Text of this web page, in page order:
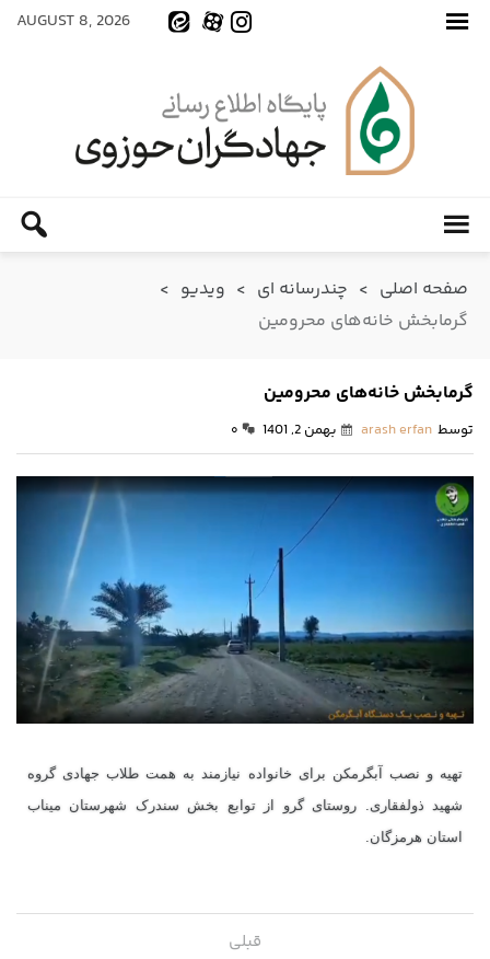
AUGUST 8, 2026
صفحه اصلی > چندرسانه ای > ویدیو >
گرمابخش خانه‌های محرومین
گرمابخش خانه‌های محرومین
توسط arash erfan بهمن 2, 1401 ۰
تهیه و نصب آبگرمکن برای خانواده نیازمند به همت طلاب جهادی گروه
شهید ذولفقاری. روستای گرو از توابع بخش سندرک شهرستان میناب
استان هرمزگان.
قبلی